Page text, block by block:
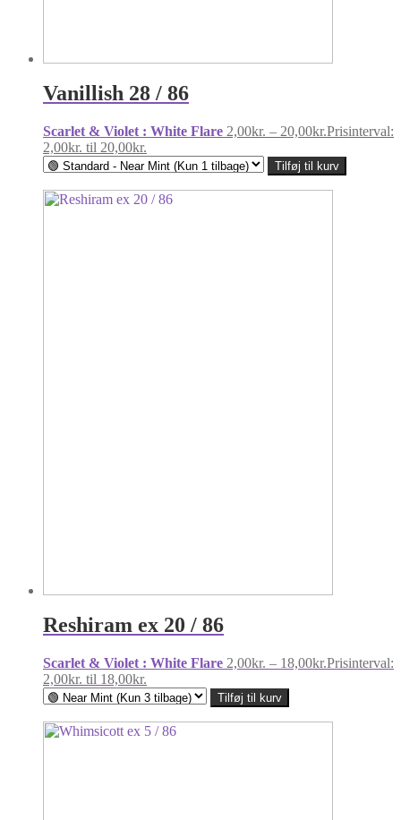
Vanillish 28 / 86
Scarlet & Violet : White Flare 2,00kr. – 20,00kr.Prisinterval:
2,00kr. til 20,00kr.
Tilføj til kurv
Reshiram ex 20 / 86
Scarlet & Violet : White Flare 2,00kr. – 18,00kr.Prisinterval:
2,00kr. til 18,00kr.
Tilføj til kurv